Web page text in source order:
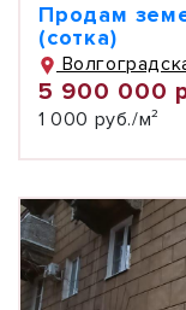
Продам
(сотка)
5 900 000
1 000 руб./м²